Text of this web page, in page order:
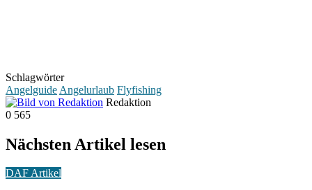
Schlagwörter
Angelguide Angelurlaub Flyfishing
Redaktion
0 565
Nächsten Artikel lesen
DAF Artikel